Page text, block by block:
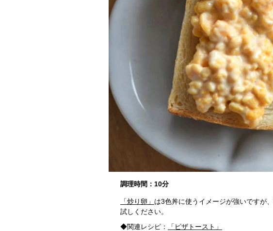
調理時間：10分
「炒り卵」 は3色丼に使うイメージが強いですが、
試しください。
◆関連レシピ：
「ピザトースト」